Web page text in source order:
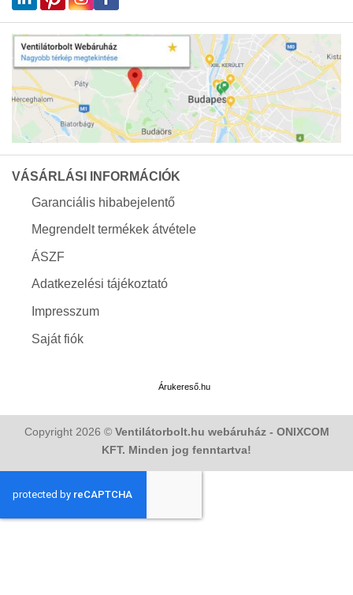
VÁSÁRLÁSI INFORMÁCIÓK
Garanciális hibabejelentő
Megrendelt termékek átvétele
ÁSZF
Adatkezelési tájékoztató
Impresszum
Saját fiók
Árukereső.hu
Copyright 2026 © Ventilátorbolt.hu webáruház - ONIXCOM
KFT. Minden jog fenntartva!